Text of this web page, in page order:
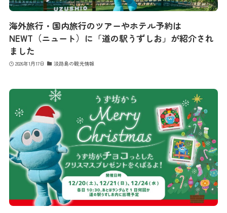
コンセプト
コンテンツ
館内のご案内
営業カレンダー
お問い合わせ
海外旅行・国内旅行のツアーやホテル予約は
NEWT（ニュート）に「道の駅うずしお」が紹介され
ました
2026年1月17日 淡路島の観光情報